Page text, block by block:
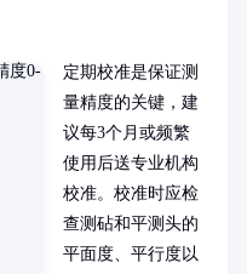
定期校准是保证测
量精度的关键，建
议每3个月或频繁
使用后送专业机构
校准。校准时应检
查测砧和平测头的
平面度、平行度以